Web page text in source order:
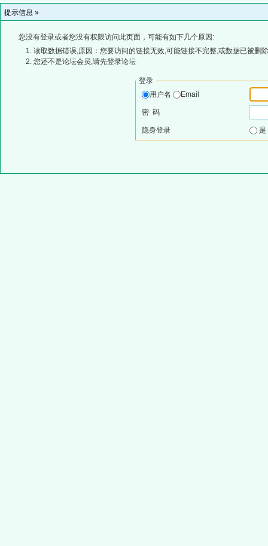
提示信息 »
您没有登录或者您没有权限访问此页面，可能有如下几个原因:
读取数据错误,原因：您要访问的链接无效,可能链接不完整,或数据已被删
您还不是论坛会员,请先登录论坛
登录
用户名
Email
密 码
隐身登录